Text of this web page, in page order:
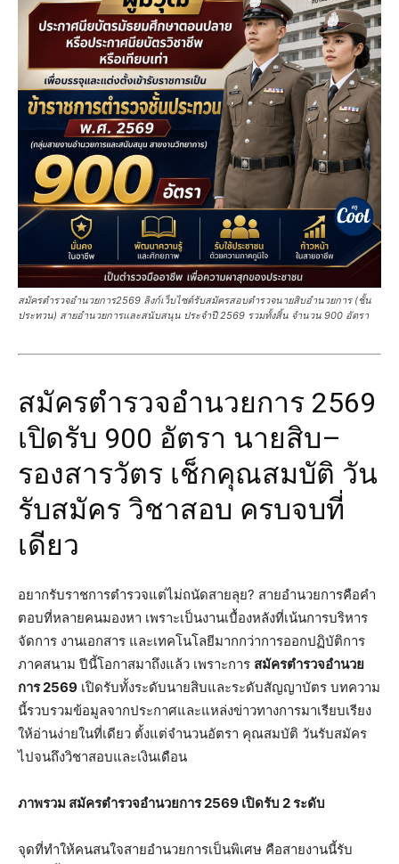
สมัครตํารวจอํานวยการ2569 ลิงก์เว็บไซต์รับสมัครสอบตํารวจนายสิบอํานวยการ (ชั้น
ประทวน) สายอำนวยการและสนับสนุน ประจำปี 2569 รวมทั้งสิ้น จำนวน 900 อัตรา
สมัครตำรวจอำนวยการ 2569
เปิดรับ 900 อัตรา นายสิบ–
รองสารวัตร เช็กคุณสมบัติ วัน
รับสมัคร วิชาสอบ ครบจบที่
เดียว
อยากรับราชการตำรวจแต่ไม่ถนัดสายลุย? สายอำนวยการคือคำ
ตอบที่หลายคนมองหา เพราะเป็นงานเบื้องหลังที่เน้นการบริหาร
จัดการ งานเอกสาร และเทคโนโลยีมากกว่าการออกปฏิบัติการ
ภาคสนาม ปีนี้โอกาสมาถึงแล้ว เพราะการ สมัครตำรวจอำนวย
การ 2569 เปิดรับทั้งระดับนายสิบและระดับสัญญาบัตร บทความ
นี้รวบรวมข้อมูลจากประกาศและแหล่งข่าวทางการมาเรียบเรียง
ให้อ่านง่ายในที่เดียว ตั้งแต่จำนวนอัตรา คุณสมบัติ วันรับสมัคร
ไปจนถึงวิชาสอบและเงินเดือน
ภาพรวม สมัครตำรวจอำนวยการ 2569 เปิดรับ 2 ระดับ
จุดที่ทำให้คนสนใจสายอำนวยการเป็นพิเศษ คือสายงานนี้รับ